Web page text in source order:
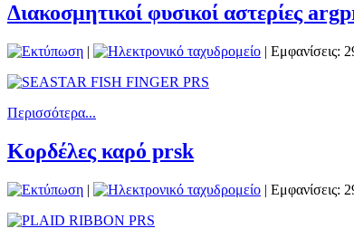
Διακοσμητικοί φυσικοί αστερίες
| | Εμφανίσεις:
Περισσότερα...
Κορδέλες καρό prsk
| | Εμφανίσεις: